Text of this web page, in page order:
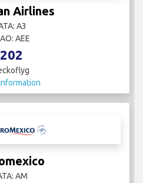
Airlines
A3
AEE
202
AM